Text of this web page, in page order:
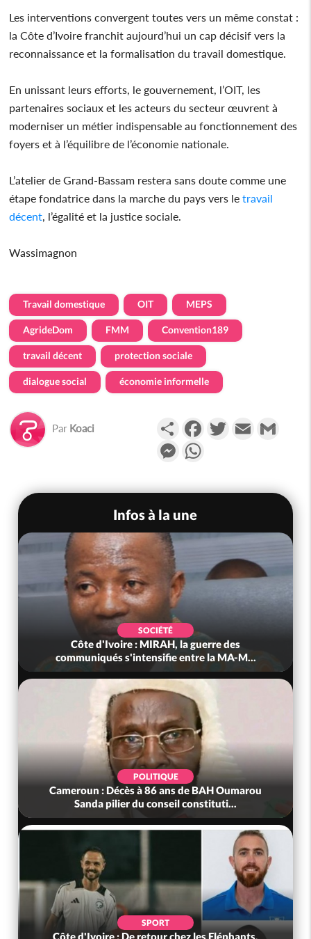
Les interventions convergent toutes vers un même constat :
la Côte d’Ivoire franchit aujourd’hui un cap décisif vers la
reconnaissance et la formalisation du travail domestique.
En unissant leurs efforts, le gouvernement, l’OIT, les
partenaires sociaux et les acteurs du secteur œuvrent à
moderniser un métier indispensable au fonctionnement des
foyers et à l’équilibre de l’économie nationale.
L’atelier de Grand-Bassam restera sans doute comme une
étape fondatrice dans la marche du pays vers le travail
décent , l’égalité et la justice sociale.
Wassimagnon
Travail domestique OIT MEPS
AgrideDom FMM Convention189
travail décent protection sociale
dialogue social économie informelle
Par Koaci PartagerFacebookTwitterEmail
Messenger
Infos à la une
SOCIÉTÉ
Côte d'Ivoire : MIRAH, la guerre des
communiqués s'intensifie entre la MA-M...
POLITIQUE
Cameroun : Décès à 86 ans de BAH Oumarou
Sanda pilier du conseil constituti...
SPORT
Côte d'Ivoire : De retour chez les Eléphants,